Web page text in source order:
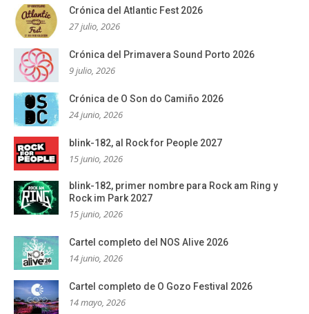
Crónica del Atlantic Fest 2026
27 julio, 2026
Crónica del Primavera Sound Porto 2026
9 julio, 2026
Crónica de O Son do Camiño 2026
24 junio, 2026
blink-182, al Rock for People 2027
15 junio, 2026
blink-182, primer nombre para Rock am Ring y
Rock im Park 2027
15 junio, 2026
Cartel completo del NOS Alive 2026
14 junio, 2026
Cartel completo de O Gozo Festival 2026
14 mayo, 2026